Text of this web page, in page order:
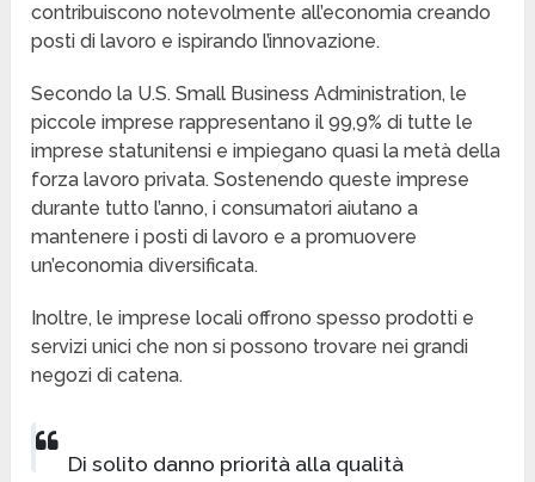
contribuiscono notevolmente all’economia creando
posti di lavoro e ispirando l’innovazione.
Secondo la U.S. Small Business Administration, le
piccole imprese rappresentano il 99,9% di tutte le
imprese statunitensi e impiegano quasi la metà della
forza lavoro privata. Sostenendo queste imprese
durante tutto l’anno, i consumatori aiutano a
mantenere i posti di lavoro e a promuovere
un’economia diversificata.
Inoltre, le imprese locali offrono spesso prodotti e
servizi unici che non si possono trovare nei grandi
negozi di catena.
Di solito danno priorità alla qualità